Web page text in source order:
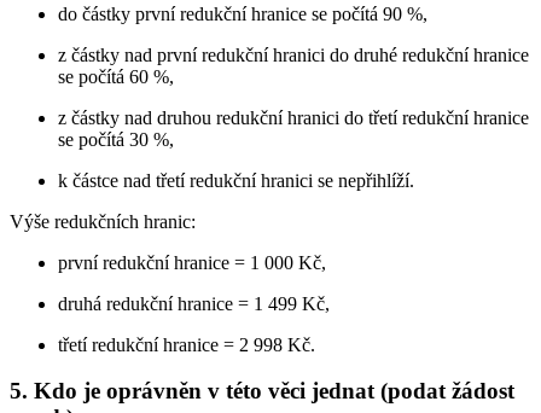
do částky první redukční hranice se počítá 90 %,
z částky nad první redukční hranici do druhé redukční hranice
se počítá 60 %,
z částky nad druhou redukční hranici do třetí redukční hranice
se počítá 30 %,
k částce nad třetí redukční hranici se nepřihlíží.
Výše redukčních hranic:
první redukční hranice = 1 000 Kč,
druhá redukční hranice = 1 499 Kč,
třetí redukční hranice = 2 998 Kč.
5. Kdo je oprávněn v této věci jednat (podat žádost